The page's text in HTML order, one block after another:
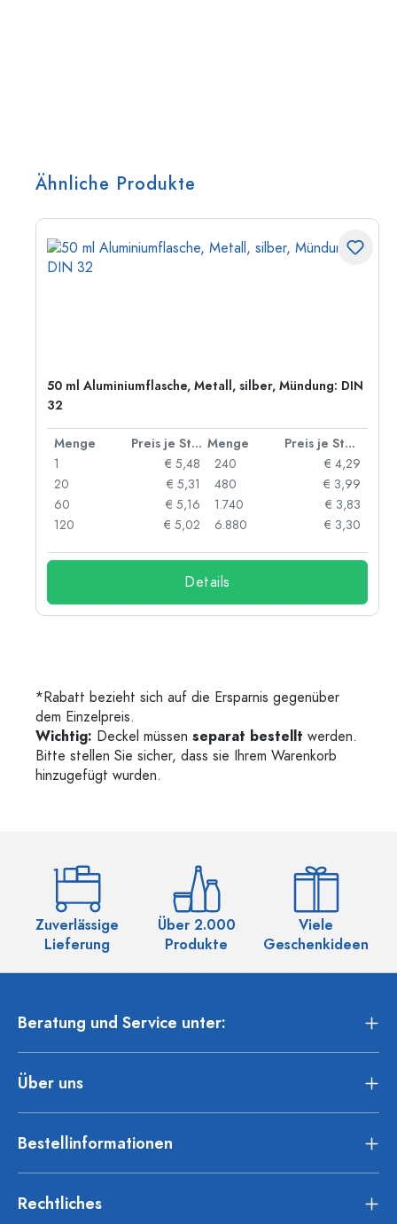
Ähnliche Produkte
50 ml Aluminiumflasche, Metall, silber, Mündung: DIN
32
Menge Preis je Stück Menge
Preis je Stück
1
€ 5,48
20
€ 5,31
60
€ 5,16
120
€ 5,02
240
€ 4,29
480
€ 3,99
1.740
€ 3,83
6.880
€ 3,30
Details
*Rabatt bezieht sich auf die Ersparnis gegenüber
dem Einzelpreis.
Wichtig: Deckel müssen separat bestellt werden.
Bitte stellen Sie sicher, dass sie Ihrem Warenkorb
hinzugefügt wurden.
Zuverlässige
Lieferung
Über 2.000
Produkte
Viele
Geschenkideen
Beratung und Service unter:
Über uns
Bestellinformationen
Rechtliches